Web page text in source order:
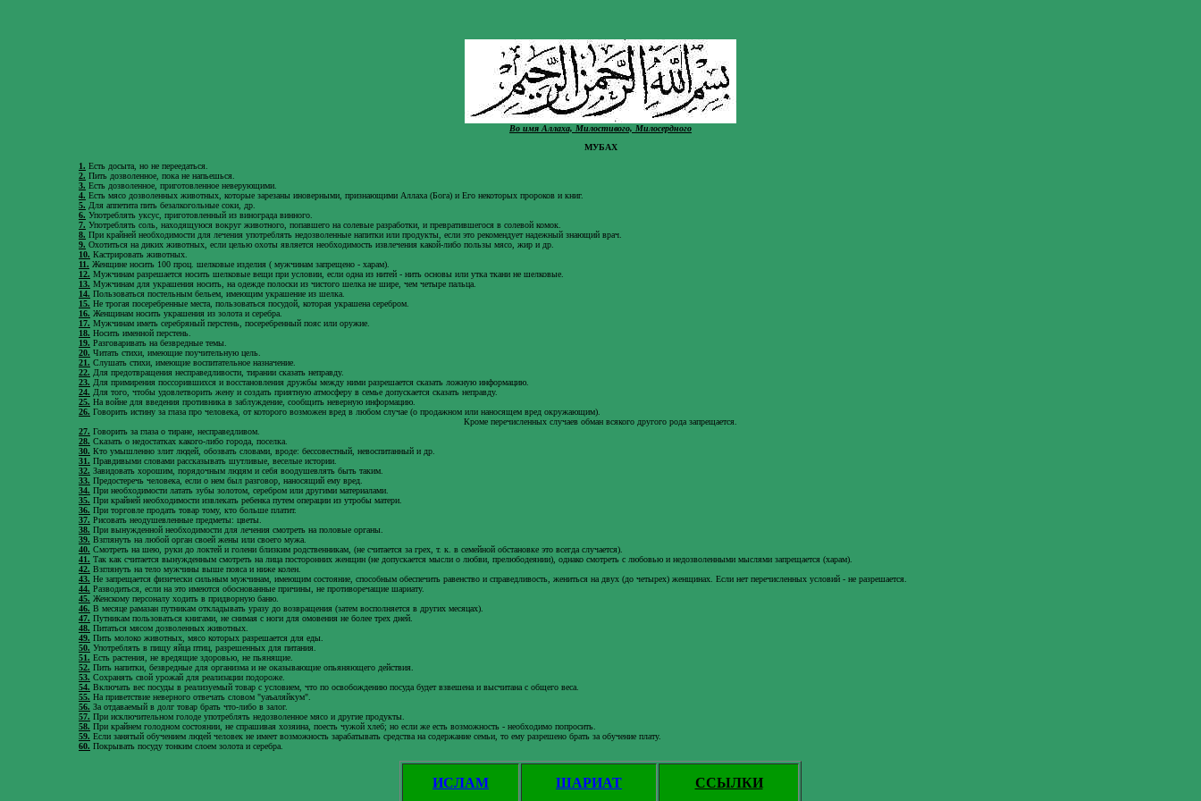
Во имя Аллаха, Милостивого, Милосердного
МУБАХ
1. Есть досыта, но не переедаться.
2. Пить дозволенное, пока не напьешься.
3. Есть дозволенное, приготовленное неверующими.
4. Есть мясо дозволенных животных, которые зарезаны иноверными, признающими Аллаха (Бога) и Его некоторых пророков и книг.
5. Для аппетита пить безалкогольные соки, др.
6. Употреблять уксус, приготовленный из винограда винного.
7. Употреблять соль, находящуюся вокруг животного, попавшего на солевые разработки, и превратившегося в солевой комок.
8. При крайней необходимости для лечения употреблять недозволенные напитки или продукты, если это рекомендует надежный знающий врач.
9. Охотиться на диких животных, если целью охоты является необходимость извлечения какой-либо пользы мясо, жир и др.
10. Кастрировать животных.
11. Женщине носить 100 проц. шелковые изделия ( мужчинам запрещено - харам).
12. Мужчинам разрешается носить шелковые вещи при условии, если одна из нитей - нить основы или утка ткани не шелковые.
13. Мужчинам для украшения носить, на одежде полоски из чистого шелка не шире, чем четыре пальца.
14. Пользоваться постельным бельем, имеющим украшение из шелка.
15. Не трогая посеребренные места, пользоваться посудой, которая украшена серебром.
16. Женщинам носить украшения из золота и серебра.
17. Мужчинам иметь серебряный перстень, посеребренный пояс или оружие.
18. Носить именной перстень.
19. Разговаривать на безвредные темы.
20. Читать стихи, имеющие поучительную цель.
21. Слушать стихи, имеющие воспитательное назначение.
22. Для предотвращения несправедливости, тирании сказать неправду.
23. Для примирения поссорившихся и восстановления дружбы между ними разрешается сказать ложную информацию.
24. Для того, чтобы удовлетворить жену и создать приятную атмосферу в семье допускается сказать неправду.
25. На войне для введения противника в заблуждение, сообщить неверную информацию.
26. Говорить истину за глаза про человека, от которого возможен вред в любом случае (о продажном или наносящем вред окружающим).
Кроме перечисленных случаев обман всякого другого рода запрещается.
27. Говорить за глаза о тиране, несправедливом.
28. Сказать о недостатках какого-либо города, поселка.
30. Кто умышленно злит людей, обозвать словами, вроде: бессовестный, невоспитанный и др.
31. Правдивыми словами рассказывать шутливые, веселые истории.
32. Завидовать хорошим, порядочным людям и себя воодушевлять быть таким.
33. Предостеречь человека, если о нем был разговор, наносящий ему вред.
34. При необходимости латать зубы золотом, серебром или другими материалами.
35. При крайней необходимости извлекать ребенка путем операции из утробы матери.
36. При торговле продать товар тому, кто больше платит.
37. Рисовать неодушевленные предметы: цветы.
38. При вынужденной необходимости для лечения смотреть на половые органы.
39. Взглянуть на любой орган своей жены или своего мужа.
40. Смотреть на шею, руки до локтей и голени близким родственникам, (не считается за грех, т. к. в семейной обстановке это всегда случается).
41. Так как считается вынужденным смотреть на лица посторонних женщин (не допускается мысли о любви, прелюбодеянии), однако смотреть с любовью и недозволенными мыслями запрещается (харам).
42. Взглянуть на тело мужчины выше пояса и ниже колен.
43. Не запрещается физически сильным мужчинам, имеющим состояние, способным обеспечить равенство и справедливость, жениться на двух (до четырех) женщинах. Если нет перечисленных условий - не разрешается.
44. Разводиться, если на это имеются обоснованные причины, не противоречащие шариату.
45. Женскому персоналу ходить в придворную баню.
46. В месяце рамазан путникам откладывать уразу до возвращения (затем восполняется в других месяцах).
47. Путникам пользоваться книгами, не снимая с ноги для омовения не более трех дней.
48. Питаться мясом дозволенных животных.
49. Пить молоко животных, мясо которых разрешается для еды.
50. Употреблять в пищу яйца птиц, разрешенных для питания.
51. Есть растения, не вредящие здоровью, не пьянящие.
52. Пить напитки, безвредные для организма и не оказывающие опьяняющего действия.
53. Сохранять свой урожай для реализации подороже.
54. Включать вес посуды в реализуемый товар с условием, что по освобождению посуда будет взвешена и высчитана с общего веса.
55. На приветствие неверного отвечать словом "уаъаляйкум".
56. За отдаваемый в долг товар брать что-либо в залог.
57. При исключительном голоде употреблять недозволенное мясо и другие продукты.
58. При крайнем голодном состоянии, не спрашивая хозяина, поесть чужой хлеб; но если же есть возможность - необходимо попросить.
59. Если занятый обучением людей человек не имеет возможность зарабатывать средства на содержание семьи, то ему разрешено брать за обучение плату.
60. Покрывать посуду тонким слоем золота и серебра.
ИСЛАМ ШАРИАТ ССЫЛКИ